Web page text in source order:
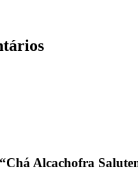
Alcachofra